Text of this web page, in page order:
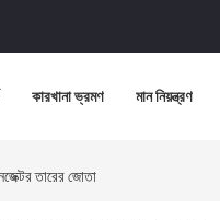
কারখানা ভ্রমণ মান নিয়ন্ত্রণ
তারের জোতা